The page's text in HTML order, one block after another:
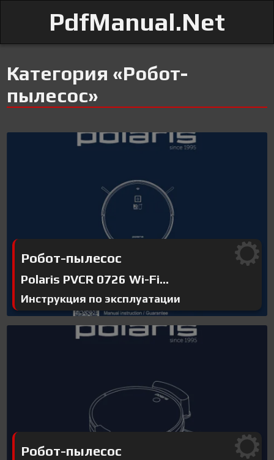
PdfManual.Net
Категория «Робот-
пылесос»
Робот-пылесос
Polaris PVCR 0726 Wi-Fi...
Инструкция по эксплуатации
Робот-пылесос